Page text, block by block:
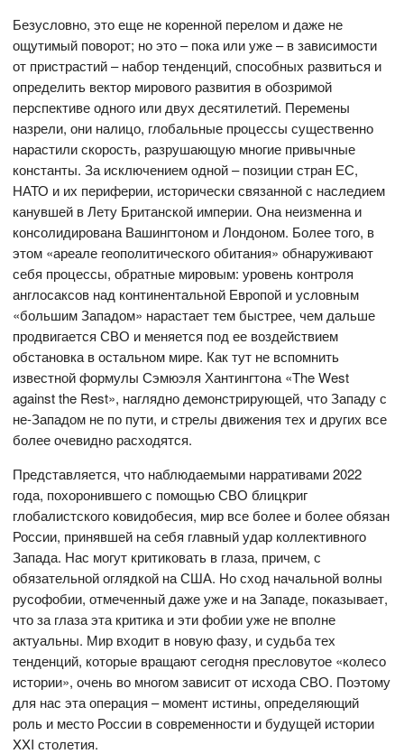
Безусловно, это еще не коренной перелом и даже не
ощутимый поворот; но это – пока или уже – в зависимости
от пристрастий – набор тенденций, способных развиться и
определить вектор мирового развития в обозримой
перспективе одного или двух десятилетий. Перемены
назрели, они налицо, глобальные процессы существенно
нарастили скорость, разрушающую многие привычные
константы. За исключением одной – позиции стран ЕС,
НАТО и их периферии, исторически связанной с наследием
канувшей в Лету Британской империи. Она неизменна и
консолидирована Вашингтоном и Лондоном. Более того, в
этом «ареале геополитического обитания» обнаруживают
себя процессы, обратные мировым: уровень контроля
англосаксов над континентальной Европой и условным
«большим Западом» нарастает тем быстрее, чем дальше
продвигается СВО и меняется под ее воздействием
обстановка в остальном мире. Как тут не вспомнить
известной формулы Сэмюэля Хантингтона «The West
against the Rest», наглядно демонстрирующей, что Западу с
не-Западом не по пути, и стрелы движения тех и других все
более очевидно расходятся.
Представляется, что наблюдаемыми нарративами 2022
года, похоронившего с помощью СВО блицкриг
глобалистского ковидобесия, мир все более и более обязан
России, принявшей на себя главный удар коллективного
Запада. Нас могут критиковать в глаза, причем, с
обязательной оглядкой на США. Но сход начальной волны
русофобии, отмеченный даже уже и на Западе, показывает,
что за глаза эта критика и эти фобии уже не вполне
актуальны. Мир входит в новую фазу, и судьба тех
тенденций, которые вращают сегодня пресловутое «колесо
истории», очень во многом зависит от исхода СВО. Поэтому
для нас эта операция – момент истины, определяющий
роль и место России в современности и будущей истории
XXI столетия.